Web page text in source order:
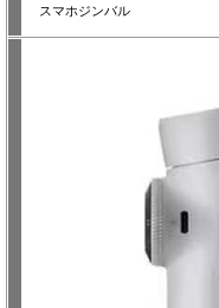
スマホジンバル